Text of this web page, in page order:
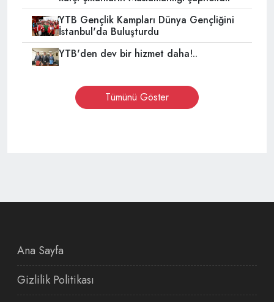
YTB Gençlik Kampları Dünya Gençliğini
İstanbul'da Buluşturdu
YTB'den dev bir hizmet daha!..
Tümünü Göster
Ana Sayfa
Gizlilik Politikası